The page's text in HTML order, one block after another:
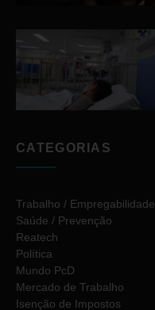
CATEGORIAS
Trabalho / Empregabilidade
Saúde / Prevenção
Reatech
Política
Mundo PcD
Mercado de Trabalho
Isenção de Impostos